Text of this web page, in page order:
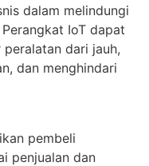
dalam melindungi
IoT dapat
dari jauh,
dan menghindari
pembeli
penjualan dan